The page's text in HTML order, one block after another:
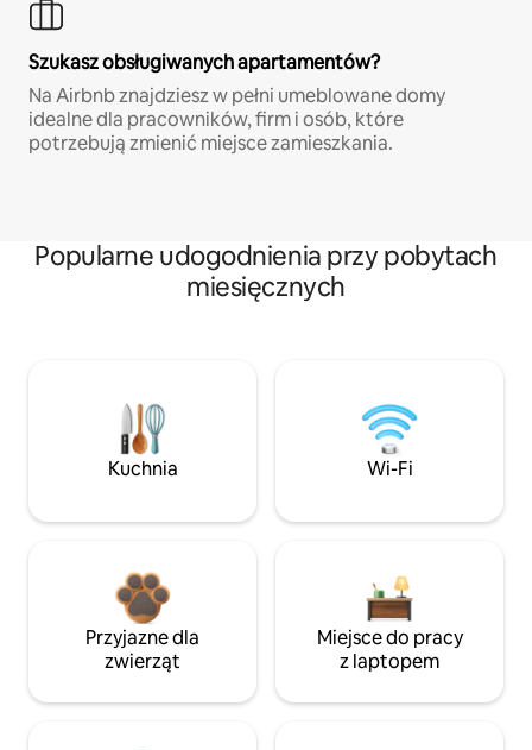
Szukasz obsługiwanych apartamentów?
Na Airbnb znajdziesz w pełni umeblowane domy
idealne dla pracowników, firm i osób, które
potrzebują zmienić miejsce zamieszkania.
Popularne udogodnienia przy pobytach
miesięcznych
Kuchnia Wi-Fi
Przyjazne dla
zwierząt
Miejsce do pracy
z laptopem